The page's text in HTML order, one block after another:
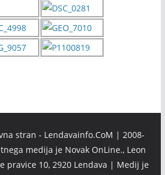
stran - Lendavainfo.CoM | 2008-
medija je Novak OnLine., Leon
pravice 10, 2920 Lendava | Medij je